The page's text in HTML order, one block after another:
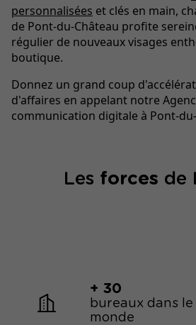
personnalisées et clés en main,
de Pont-du-Château profite
régulier de nouveaux visages
boutique.
Donnez un grand coup
d'affaires en appelant notre
communication digitale à Pont-
Les forces de
+ 30
bureaux dans le
monde